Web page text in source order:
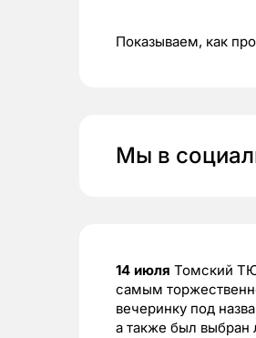
Показываем, как
Мы в
14 июля Томский
самым
вечеринку под
а также был выбран